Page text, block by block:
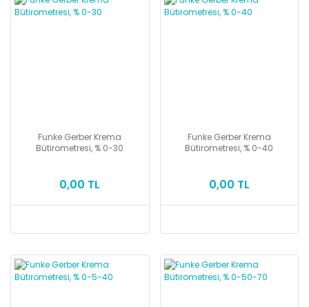
Funke Gerber Krema
Bütirometresi, % 0-30
0,00 TL
Funke Gerber Krema
Bütirometresi, % 0-40
0,00 TL